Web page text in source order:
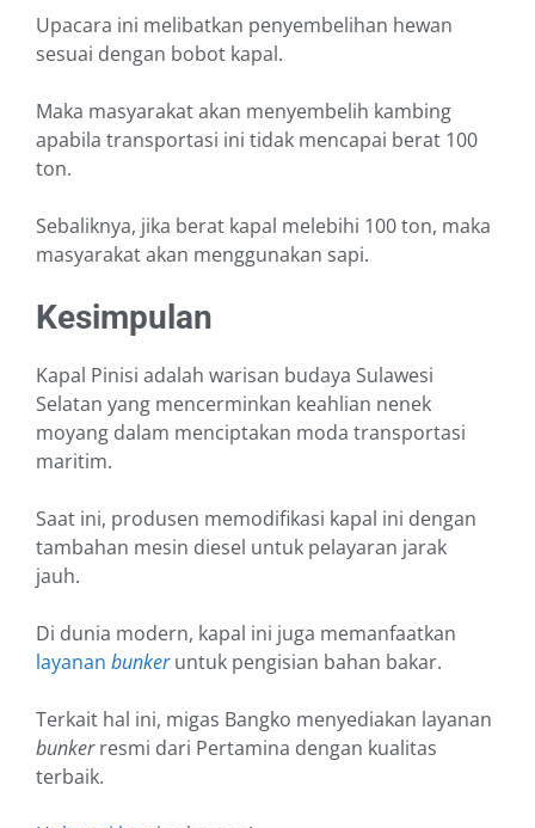
Upacara ini melibatkan penyembelihan hewan
sesuai dengan bobot kapal.
Maka masyarakat akan menyembelih kambing
apabila transportasi ini tidak mencapai berat 100
ton.
Sebaliknya, jika berat kapal melebihi 100 ton, maka
masyarakat akan menggunakan sapi.
Kesimpulan
Kapal Pinisi adalah warisan budaya Sulawesi
Selatan yang mencerminkan keahlian nenek
moyang dalam menciptakan moda transportasi
maritim.
Saat ini, produsen memodifikasi kapal ini dengan
tambahan mesin diesel untuk pelayaran jarak
jauh.
Di dunia modern, kapal ini juga memanfaatkan
layanan bunkeruntuk pengisian bahan bakar.
Terkait hal ini, migas Bangko menyediakan layanan
bunkerresmi dari Pertamina dengan kualitas
terbaik.